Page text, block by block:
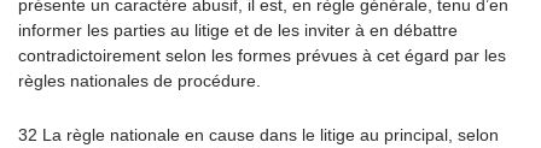
présente un caractère abusif, il est, en règle générale, tenu d’en
informer les parties au litige et de les inviter à en débattre
contradictoirement selon les formes prévues à cet égard par les
règles nationales de procédure.
32 La règle nationale en cause dans le litige au principal, selon